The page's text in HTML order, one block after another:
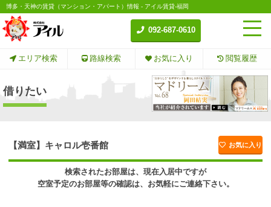
博多・天神の賃貸（マンション・アパート）情報 - アイル賃貸-福岡
092-687-0610
エリア検索 路線検索 お気に入り 閲覧履歴
借りたい
【満室】キャロル壱番館 お気に入り
検索されたお部屋は、現在入居中ですが
空室予定のお部屋等の確認は、お気軽にご連絡下さい。